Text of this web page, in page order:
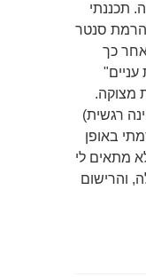
תכננתי
סנטר
כך
מצוקה.
רגשית)
באופן
מתאים לי
והרישום